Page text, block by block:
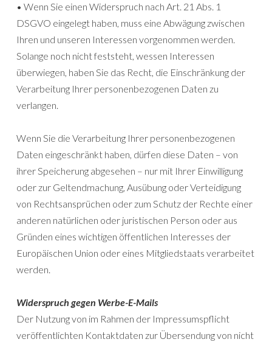
• Wenn Sie einen Widerspruch nach Art. 21 Abs. 1
DSGVO eingelegt haben, muss eine Abwägung zwischen
Ihren und unseren Interessen vorgenommen werden.
Solange noch nicht feststeht, wessen Interessen
überwiegen, haben Sie das Recht, die Einschränkung der
Verarbeitung Ihrer personenbezogenen Daten zu
verlangen.
Wenn Sie die Verarbeitung Ihrer personenbezogenen
Daten eingeschränkt haben, dürfen diese Daten – von
ihrer Speicherung abgesehen – nur mit Ihrer Einwilligung
oder zur Geltendmachung, Ausübung oder Verteidigung
von Rechtsansprüchen oder zum Schutz der Rechte einer
anderen natürlichen oder juristischen Person oder aus
Gründen eines wichtigen öffentlichen Interesses der
Europäischen Union oder eines Mitgliedstaats verarbeitet
werden.
Widerspruch gegen Werbe-E-Mails
Der Nutzung von im Rahmen der Impressumspflicht
veröffentlichten Kontaktdaten zur Übersendung von nicht